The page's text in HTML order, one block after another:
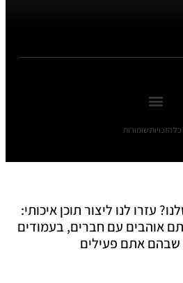
הזכויות שומורות
עזרו לנו ליצור תוכן איכותי:
אוהבים עם חברים, בעמודים
שבהם אתם פעילים